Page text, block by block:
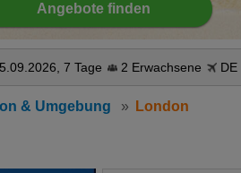
Angebote finden
7 Tage 2 Erwachsene DE
& Umgebung London